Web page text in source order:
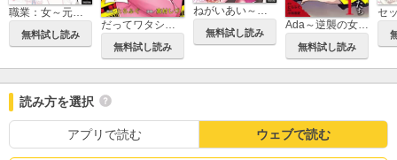
無料試し読み
だってワタシは悪くない
無料試し読み
無料試し読み
Ada～逆襲の女たち～
無料試し読み
読み方を選択
アプリで読む ウェブで読む